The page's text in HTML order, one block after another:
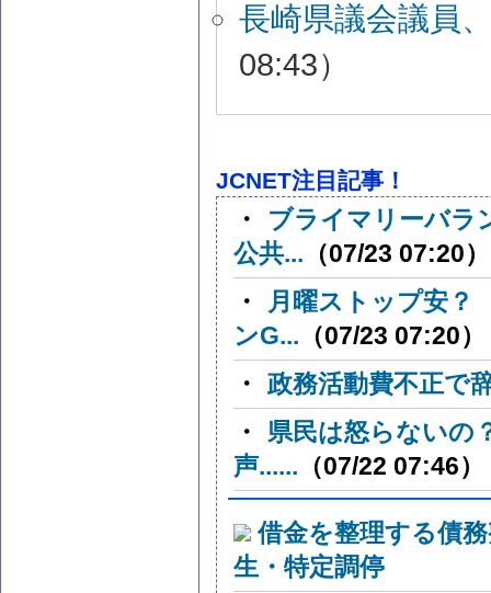
長崎県議会議員
08:43）
JCNET注目記事！
・
ブライマリーバ
公共... （07/23 07:20）
・
月曜ストップ安？
ンG... （07/23 07:20）
・ 政務活動費不正で
・
県民は怒らないの
声...... （07/22 07:46）
借金を整理する債
生・特定調停